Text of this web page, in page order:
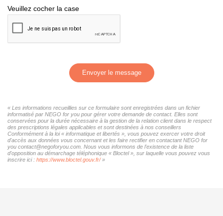
Veuillez cocher la case
Envoyer le message
« Les informations recueillies sur ce formulaire sont enregistrées dans un fichier
informatisé par NEGO for you pour gérer votre demande de contact. Elles sont
conservées pour la durée nécessaire à la gestion de la relation client dans le respect
des prescriptions légales applicables et sont destinées à nos conseillers
Conformément à la loi « informatique et libertés », vous pouvez exercer votre droit
d'accès aux données vous concernant et les faire rectifier en contactant NEGO for
you contact@negoforyou.com. Nous vous informons de l'existence de la liste
d'opposition au démarchage téléphonique « Bloctel », sur laquelle vous pouvez vous
inscrire ici : https://www.bloctel.gouv.fr/»